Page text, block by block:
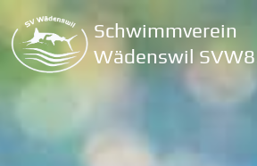
Schwimmverein
Wädenswil